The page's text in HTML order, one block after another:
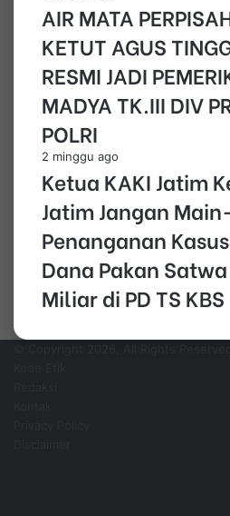
AIR MATA
KETUT AGUS
RESMI JADI
MADYA TK.III DIV
POLRI
2 minggu ago
Ketua KAKI Jatim
Jatim Jangan
Penanganan
Dana Pakan
Miliar di PD TS KBS